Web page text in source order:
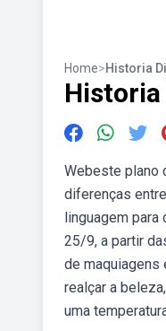
Home>Historia
Historia
Webeste plano
diferenças
linguagem para
25/9, a partir
de maquiagens
realçar a
uma